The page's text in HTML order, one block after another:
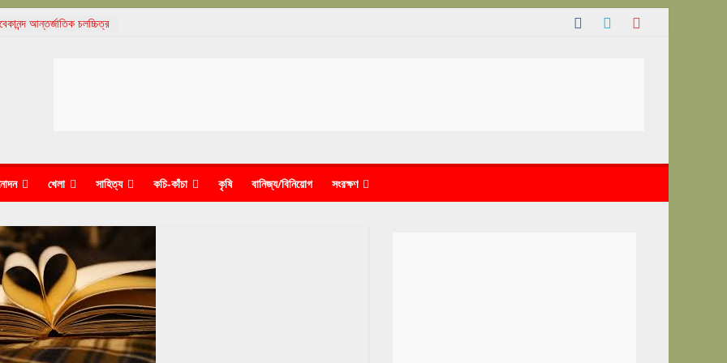
আন্তর্জাতিক চলচ্চিত্র
বৈচিত্র্য দিবস পালন
খেলা সাহিত্য কচি-কাঁচা কৃষি বানিজ্য/বিনিয়োগ সংরক্ষণ